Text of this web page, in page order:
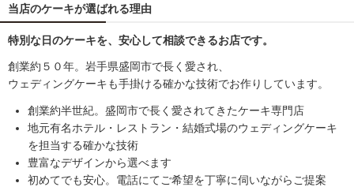
当店のケーキが選ばれる理由
特別な日のケーキを、安心して相談できるお店です。
創業約５０年。岩手県盛岡市で長く愛され、
ウェディングケーキも手掛ける確かな技術でお作りしています。
創業約半世紀。盛岡市で長く愛されてきたケーキ専門店
地元有名ホテル・レストラン・結婚式場のウェディングケーキ
を担当する確かな技術
豊富なデザインから選べます
初めてでも安心。電話にてご希望を丁寧に伺いながらご提案